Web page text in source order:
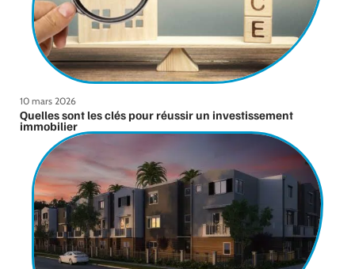
10 mars 2026
Quelles sont les clés pour réussir un investissement
immobilier